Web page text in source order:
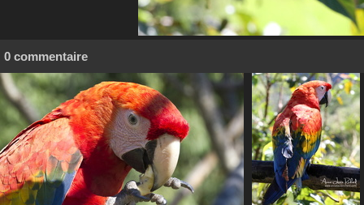
0 commentaire